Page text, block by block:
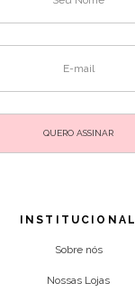
INSTITUCIONAL
Sobre nós
Nossas Lojas